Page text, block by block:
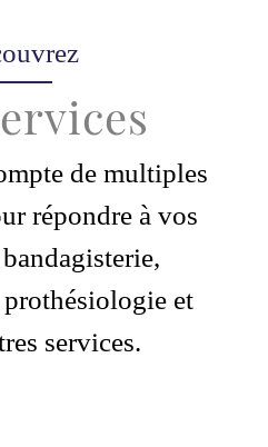
de multiples
répondre à vos
et
services.